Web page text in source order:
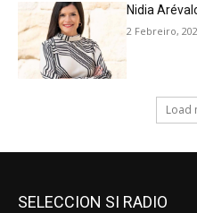
SELECCION SI RADIO